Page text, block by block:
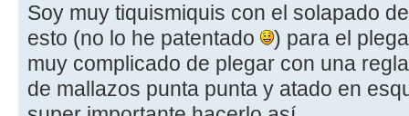
Soy muy tiquismiquis con el solapado
esto (no lo he patentado
) para el
muy complicado de plegar con una
de mallazos punta punta y atado en